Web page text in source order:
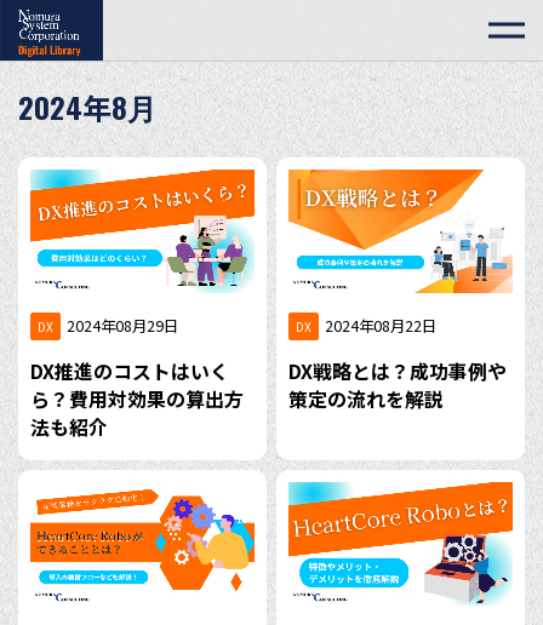
2024年8月
DX 2024年08月29日
DX推進のコストはいく
ら？費用対効果の算出方
法も紹介
DX 2024年08月22日
DX戦略とは？成功事例や
策定の流れを解説